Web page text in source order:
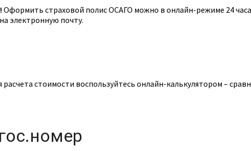
Оформить страховой полис ОСАГО можно в онлайн-режиме 24
электронную почту.
стоимости воспользуйтесь онлайн-калькулятором –